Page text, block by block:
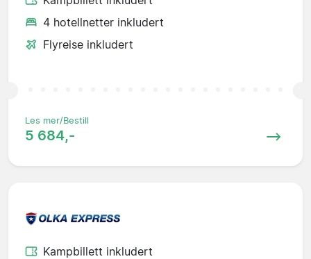
4 hotellnetter inkludert
Flyreise inkludert
Les mer/Bestill
5 684,-
Kampbillett inkludert